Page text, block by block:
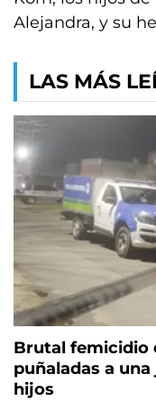
Alejandra, y su
LAS MÁS
Brutal femicidio
puñaladas a
hijos